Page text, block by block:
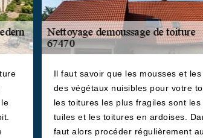
Il faut savoir que les mousses et
des végétaux nuisibles pour votre
les toitures les plus fragiles sont
tuiles et les toitures en ardoises.
faut alors procéder régulièrement